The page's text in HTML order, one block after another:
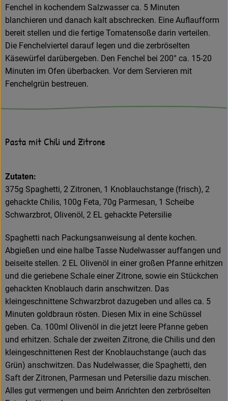
Fenchel in kochendem Salzwasser ca. 5 Minuten
blanchieren und danach kalt abschrecken. Eine Auflaufform
bereit stellen und die fertige Tomatensoße darin verteilen.
Die Fenchelviertel darauf legen und die zerbröselten
Käsewürfel darübergeben. Den Fenchel bei 200° ca. 15-20
Minuten im Ofen überbacken. Vor dem Servieren mit
Fenchelgrün bestreuen.
Pasta mit Chili und Zitrone
Zutaten:
375g Spaghetti, 2 Zitronen, 1 Knoblauchstange (frisch), 2
gehackte Chilis, 100g Feta, 70g Parmesan, 1 Scheibe
Schwarzbrot, Olivenöl, 2 EL gehackte Petersilie
Spaghetti nach Packungsanweisung al dente kochen.
Abgießen und eine halbe Tasse Nudelwasser auffangen und
beiseite stellen. 2 EL Olivenöl in einer großen Pfanne erhitzen
und die geriebene Schale einer Zitrone, sowie ein Stückchen
gehackten Knoblauch darin anschwitzen. Das
kleingeschnittene Schwarzbrot dazugeben und alles ca. 5
Minuten goldbraun rösten. Diesen Mix in eine Schüssel
geben. Ca. 100ml Olivenöl in die jetzt leere Pfanne geben
und erhitzen. Schale der zweiten Zitrone, die Chilis und den
kleingeschnittenen Rest der Knoblauchstange (auch das
Grün) anschwitzen. Das Nudelwasser, die Spaghetti, den
Saft der Zitronen, Parmesan und Petersilie dazu mischen.
Alles gut vermengen und beim Anrichten den zerbröselten